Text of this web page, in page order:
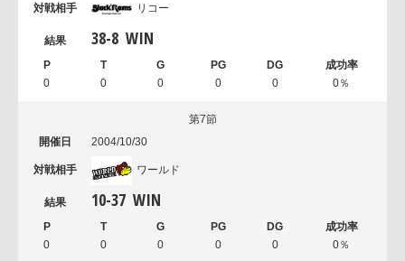
リコー
38-8 WIN
0 0 0 0 0 0％
第7節
2004/10/30
ワールド
10-37 WIN
0 0 0 0 0 0％